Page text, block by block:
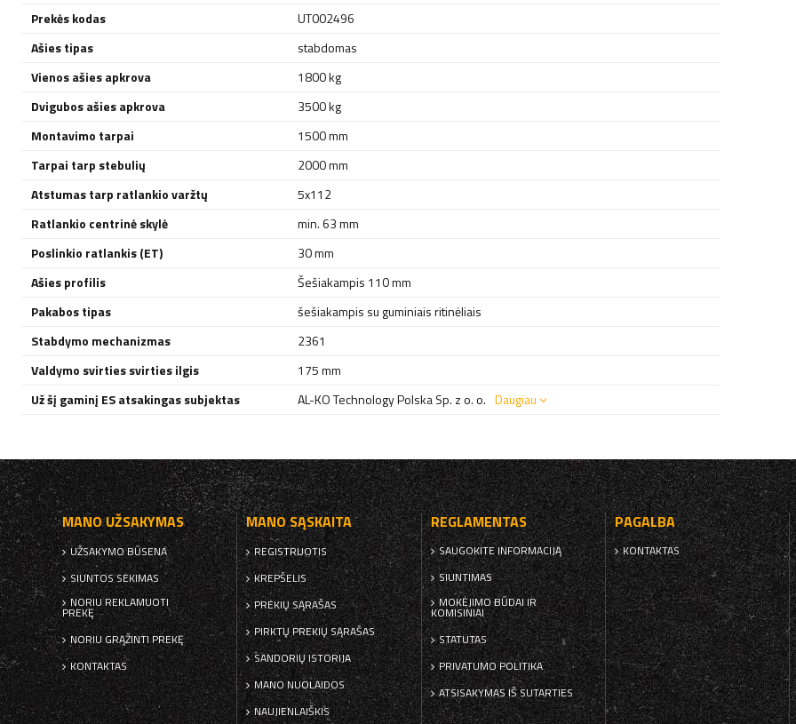
Prekės kodas
UT002496
Ašies tipas
stabdomas
Vienos ašies apkrova
1800 kg
Dvigubos ašies apkrova
3500 kg
Montavimo tarpai
1500 mm
Tarpai tarp stebulių
2000 mm
Atstumas tarp ratlankio varžtų
5x112
Ratlankio centrinė skylė
min. 63 mm
Poslinkio ratlankis (ET)
30 mm
Ašies profilis
Šešiakampis 110 mm
Pakabos tipas
šešiakampis su guminiais ritinėliais
Stabdymo mechanizmas
2361
Valdymo svirties svirties ilgis
175 mm
Už šį gaminį ES atsakingas subjektas
AL-KO Technology Polska Sp. z o. o. Daugiau
MANO UŽSAKYMAS
UŽSAKYMO BŪSENA
SIUNTOS SEKIMAS
NORIU REKLAMUOTI
PREKĘ
NORIU GRĄŽINTI PREKĘ
KONTAKTAS
MANO SĄSKAITA
REGISTRUOTIS
KREPŠELIS
PREKIŲ SĄRAŠAS
PIRKTŲ PREKIŲ SĄRAŠAS
SANDORIŲ ISTORIJA
MANO NUOLAIDOS
NAUJIENLAIŠKIS
REGLAMENTAS
SAUGOKITE INFORMACIJĄ
SIUNTIMAS
MOKĖJIMO BŪDAI IR
KOMISINIAI
STATUTAS
PRIVATUMO POLITIKA
ATSISAKYMAS IŠ SUTARTIES
PAGALBA
KONTAKTAS